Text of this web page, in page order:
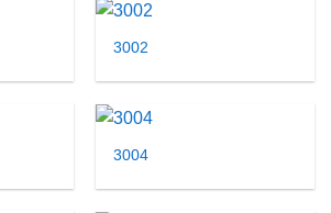
3002
3004